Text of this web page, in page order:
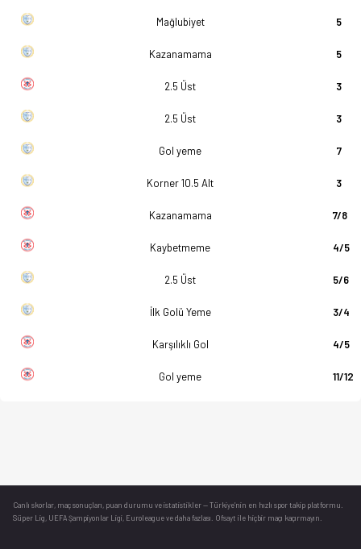
Mağlubiyet 5
Kazanamama 5
2.5 Üst 3
2.5 Üst 3
Gol yeme 7
Korner 10.5 Alt 3
Kazanamama 7/8
Kaybetmeme 4/5
2.5 Üst 5/6
İlk Golü Yeme 3/4
Karşılıklı Gol 4/5
Gol yeme 11/12
Canlı skorlar , maç sonuçları, puan durumu ve istatistikler — Türkiye’nin en hızlı spor takip platformu.
Süper Lig, UEFA Şampiyonlar Ligi, Euroleague ve daha fazlası. Ofsayt ile hiçbir maçı kaçırmayın.